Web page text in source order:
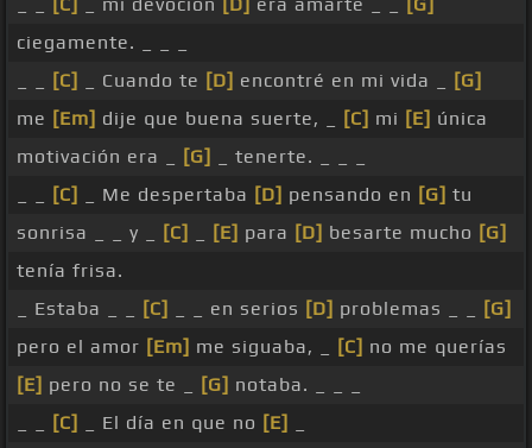
ciegamente. _ _ _
[C] _ Cuando te [D] encontré en mi vida _
[G]
me [Em] dije que buena suerte, _ [C] mi [E] única
motivación era _
[G]
_ tenerte. _ _ _
[C] _ Me despertaba [D] pensando en [G] tu
sonrisa _ _ y _
[C] [E] para [D] besarte mucho [G]
tenía frisa.
_ Estaba _ _
[C] _ _ en serios [D] problemas _ _
[G]
pero el amor [Em] me siguaba, _ [C] no me querías
[E] pero no se te _ [G] notaba. _ _ _
[C] _ El día en que no [E]